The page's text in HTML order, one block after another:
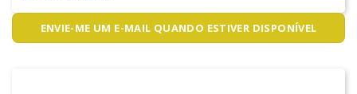
ENVIE-ME UM E-MAIL QUANDO ESTIVER DISPONÍVEL